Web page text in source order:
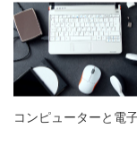
コンピューターと電